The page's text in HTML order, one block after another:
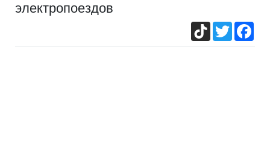
электропоездов
TikTokTwitter